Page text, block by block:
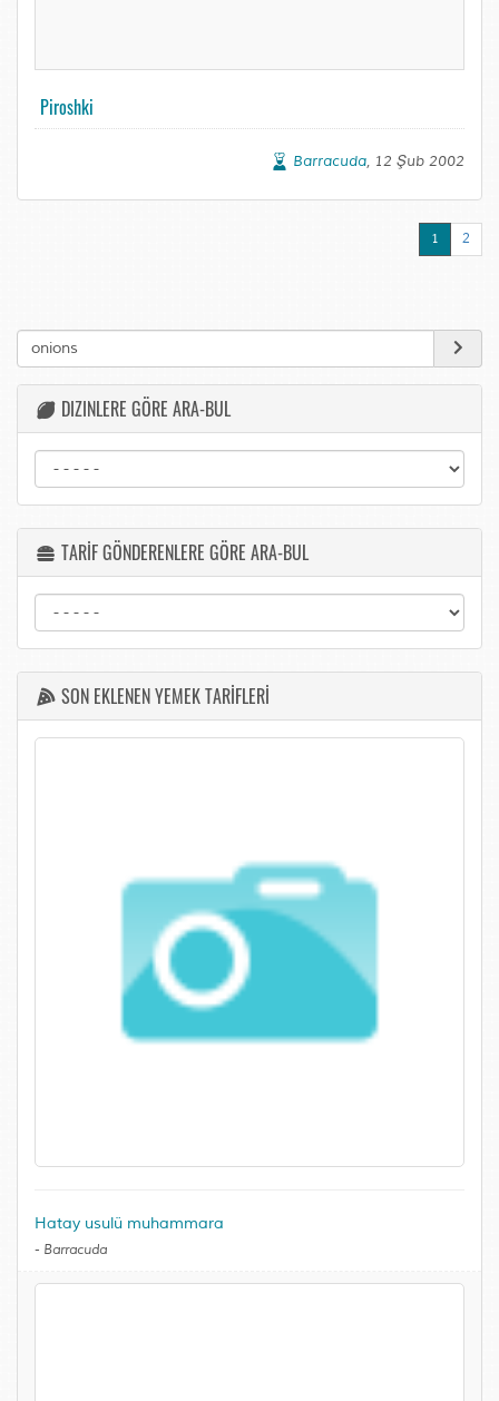
Piroshki
Barracuda, 12 Şub 2002
1 2
DIZINLERE GÖRE ARA-BUL
TARİF GÖNDERENLERE GÖRE ARA-BUL
SON EKLENEN YEMEK TARİFLERİ
Hatay usulü muhammara
- Barracuda